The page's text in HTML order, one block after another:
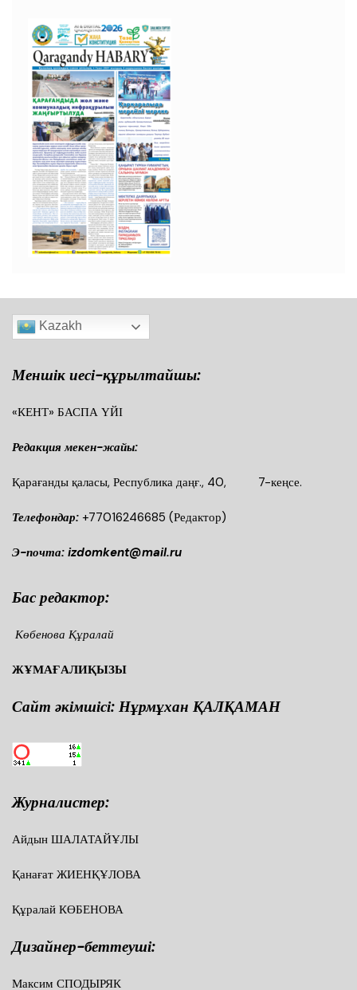
Kazakh
Меншік иесі-құрылтайшы:
«КЕНТ» БАСПА ҮЙІ
Редакция мекен-жайы:
Қарағанды қаласы, Республика даңғ., 40, 7-кеңсе.
Телефондар: +77016246685 (Редактор)
Э-почта: izdomkent@mail.ru
Бас редактор:
Көбенова Құралай
ЖҰМАҒАЛИҚЫЗЫ
Сайт әкімшісі: Нұрмұхан ҚАЛҚАМАН
Журналистер:
Айдын ШАЛАТАЙҰЛЫ
Қанағат ЖИЕНҚҰЛОВА
Құралай КӨБЕНОВА
Дизайнер-беттеуші:
Максим СПОДЫРЯК